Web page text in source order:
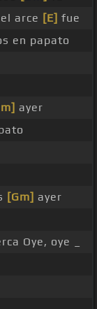
arce [E] fue
en papato
ayer
[Gm] ayer
Oye, oye _